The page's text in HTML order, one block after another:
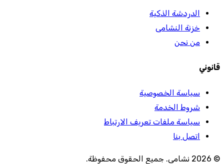
الدردشة الذكية
خزنة النشامى
من نحن
قانوني
سياسة الخصوصية
شروط الخدمة
سياسة ملفات تعريف الارتباط
اتصل بنا
©
2026 نشامى. جميع الحقوق محفوظة.